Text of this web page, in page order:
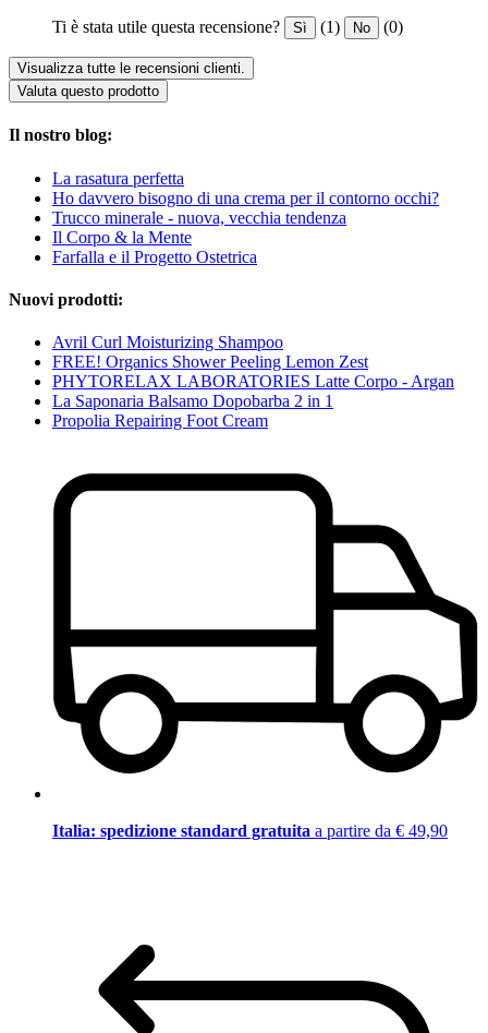
Ti è stata utile questa recensione? Sì (1) No (0)
Visualizza tutte le recensioni clienti.
Valuta questo prodotto
Il nostro blog:
La rasatura perfetta
Ho davvero bisogno di una crema per il contorno occhi?
Trucco minerale - nuova, vecchia tendenza
Il Corpo & la Mente
Farfalla e il Progetto Ostetrica
Nuovi prodotti:
Avril Curl Moisturizing Shampoo
FREE! Organics Shower Peeling Lemon Zest
PHYTORELAX LABORATORIES Latte Corpo - Argan
La Saponaria Balsamo Dopobarba 2 in 1
Propolia Repairing Foot Cream
Italia: spedizione standard gratuita a partire da € 49,90